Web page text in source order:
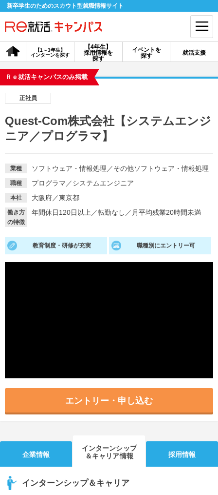
新卒学生のためのスカウト型就職情報サイト
【4年生】
採用情報を
探す
【1～3年生】
インターンを探す
イベントを
探す
就活支援
会員登録 ログイン
探す
【4年生】
【4年生】
イベントを探す スカウト
就活ノウハウ・サポート
就活支援
就活ノウハウが満載！
就活コラム
お役立ち記事・相談室など
Ｒｅ就活キャンパスのみ掲載
正社員
Quest-Com株式会社【システムエンジ
ニア／プログラマ】
業種 ソフトウェア・情報処理 ／その他ソフトウェア・情報処理
職種 プログラマ ／システムエンジニア
本社 大阪府／東京都
働き方
の特徴
年間休日120日以上 ／転勤なし ／ 月平均残業20時間未満
教育制度・研修が充実 職種別にエントリー可
エントリー・申し込む
企業情報
インターンシップ
＆キャリア情報
採用情報
インターンシップ＆キャリア